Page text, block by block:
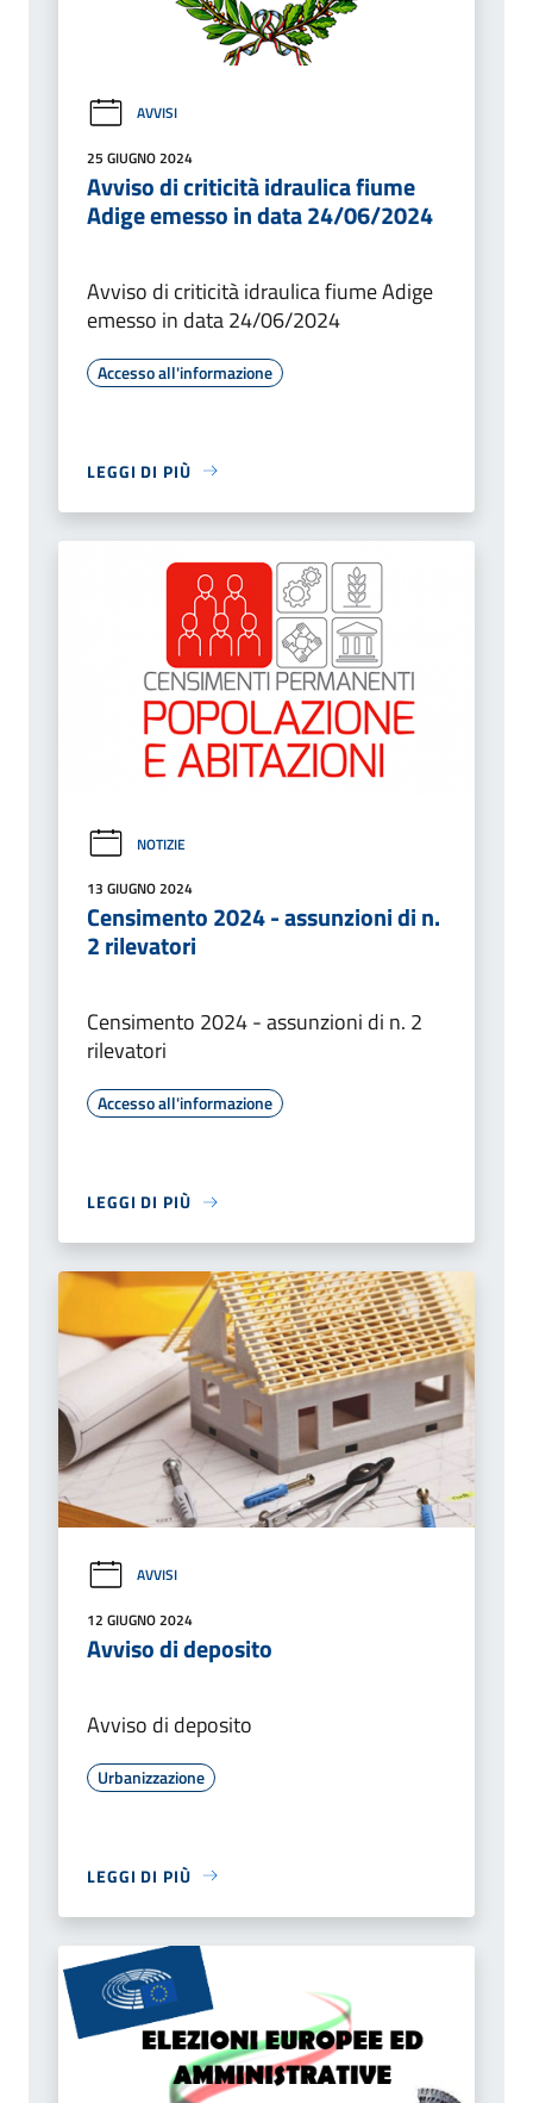
AVVISI
25 GIUGNO 2024
Avviso di criticità idraulica fiume
Adige emesso in data 24/06/2024
Avviso di criticità idraulica fiume Adige
emesso in data 24/06/2024
Accesso all'informazione
LEGGI DI PIÙ
NOTIZIE
13 GIUGNO 2024
Censimento 2024 - assunzioni di n.
2 rilevatori
Censimento 2024 - assunzioni di n. 2
rilevatori
Accesso all'informazione
LEGGI DI PIÙ
AVVISI
12 GIUGNO 2024
Avviso di deposito
Avviso di deposito
Urbanizzazione
LEGGI DI PIÙ